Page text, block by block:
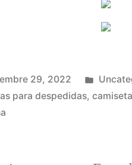
29, 2022
en
para despedidas,